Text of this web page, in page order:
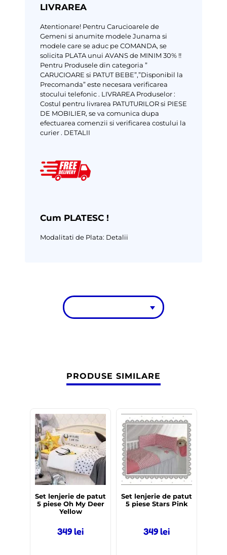
LIVRAREA
Atentionare! Pentru Carucioarele de
Gemeni si anumite modele Junama si
modele care se aduc pe COMANDA, se
solicita PLATA unui AVANS de MINIM 30% !!
Pentru Produsele din categoria ”
CARUCIOARE si PATUT BEBE”,”Disponibil la
Precomanda” este necesara verificarea
stocului telefonic . LIVRAREA Produselor :
Costul pentru livrarea PATUTURILOR si PIESE
DE MOBILIER, se va comunica dupa
efectuarea comenzii si verificarea costului la
curier . DETALII
Cum PLATESC !
Modalitati de Plata: Detalii
PRODUSE SIMILARE
Set lenjerie de patut
5 piese Oh My Deer
Yellow
349lei
Set lenjerie de patut
5 piese Stars Pink
349lei